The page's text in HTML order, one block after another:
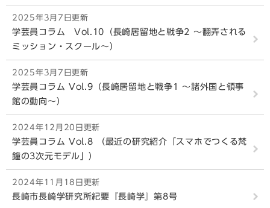
2025年3月7日更新
学芸員コラム Vol.10（長崎居留地と戦争2 ～翻弄される
ミッション・スクール～）
2025年3月7日更新
学芸員コラム Vol.9（長崎居留地と戦争1 ～諸外国と領事
館の動向～）
2024年12月20日更新
学芸員コラム Vol.8 （最近の研究紹介「スマホでつくる梵
鐘の3次元モデル」）
2024年11月18日更新
長崎市長崎学研究所紀要『長崎学』第8号